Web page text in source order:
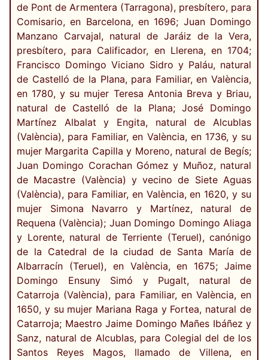
de Pont de Armentera (Tarragona), presbítero, para
Comisario, en Barcelona, en 1696; Juan Domingo
Manzano Carvajal, natural de Jaráiz de la Vera,
presbítero, para Calificador, en Llerena, en 1704;
Francisco Domingo Viciano Sidro y Paláu, natural
de Castelló de la Plana, para Familiar, en València,
en 1780, y su mujer Teresa Antonia Breva y Briau,
natural de Castelló de la Plana; José Domingo
Martínez Albalat y Engita, natural de Alcublas
(València), para Familiar, en València, en 1736, y su
mujer Margarita Capilla y Moreno, natural de Begís;
Juan Domingo Corachan Gómez y Muñoz, natural
de Macastre (València) y vecino de Siete Aguas
(València), para Familiar, en València, en 1620, y su
mujer Simona Navarro y Martínez, natural de
Requena (València); Juan Domingo Domingo Aliaga
y Lorente, natural de Terriente (Teruel), canónigo
de la Catedral de la ciudad de Santa María de
Albarracín (Teruel), en València, en 1675; Jaime
Domingo Ensuny Simó y Pugalt, natural de
Catarroja (València), para Familiar, en València, en
1650, y su mujer Mariana Raga y Fortea, natural de
Catarroja; Maestro Jaime Domingo Mañes Ibáñez y
Sanz, natural de Alcublas, para Colegial del de los
Santos Reyes Magos, llamado de Villena, en